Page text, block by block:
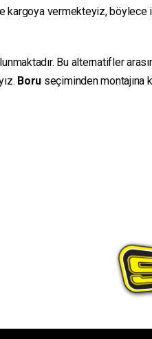
vermekteyiz, böylece
Bu alternatifler
Boru seçiminden montajına